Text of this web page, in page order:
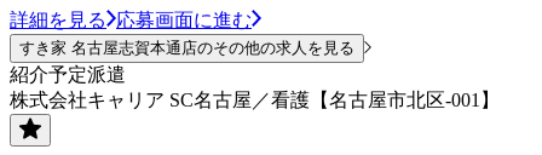
詳細を見る 応募画面に進む
すき家 名古屋志賀本通店のその他の求人を見る
紹介予定派遣
株式会社キャリア SC名古屋／看護【名古屋市北区-001】